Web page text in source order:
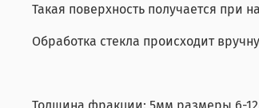
Такая поверхность получается при
Обработка стекла происходит